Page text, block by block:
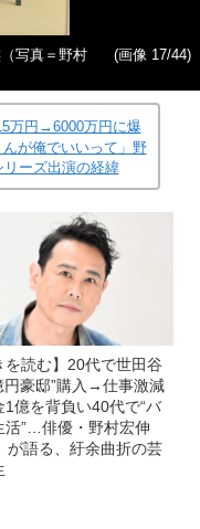
写真＝野村
(画像 17/44)
万円→6000万円に爆
が俺でいいって」野
ーズ出演の経緯
を読む】20代で世田谷
円豪邸”購入→仕事激減
億を背負い40代で“バ
活”…俳優・野村宏伸
が語る、紆余曲折の芸